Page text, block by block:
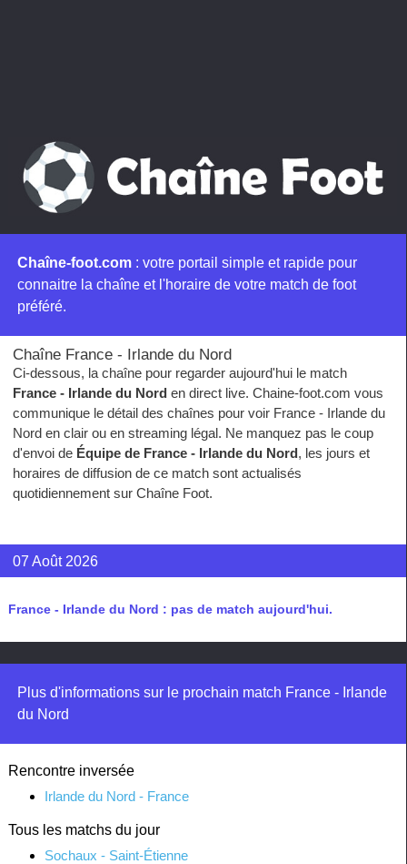
Chaîne-foot.com : votre portail simple et rapide pour
connaitre la chaîne et l'horaire de votre match de foot
préféré.
Chaîne France - Irlande du Nord
Ci-dessous, la chaîne pour regarder aujourd'hui le match
France - Irlande du Nord en direct live. Chaine-foot.com vous
communique le détail des chaînes pour voir France - Irlande du
Nord en clair ou en streaming légal. Ne manquez pas le coup
d'envoi de Équipe de France - Irlande du Nord, les jours et
horaires de diffusion de ce match sont actualisés
quotidiennement sur Chaîne Foot.
07 Août 2026
France - Irlande du Nord : pas de match aujourd'hui.
Plus d'informations sur le prochain match France - Irlande
du Nord
Rencontre inversée
Irlande du Nord - France
Tous les matchs du jour
Sochaux - Saint-Étienne